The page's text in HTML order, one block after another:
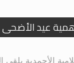
عيد
>> المزيد
الأحمدية